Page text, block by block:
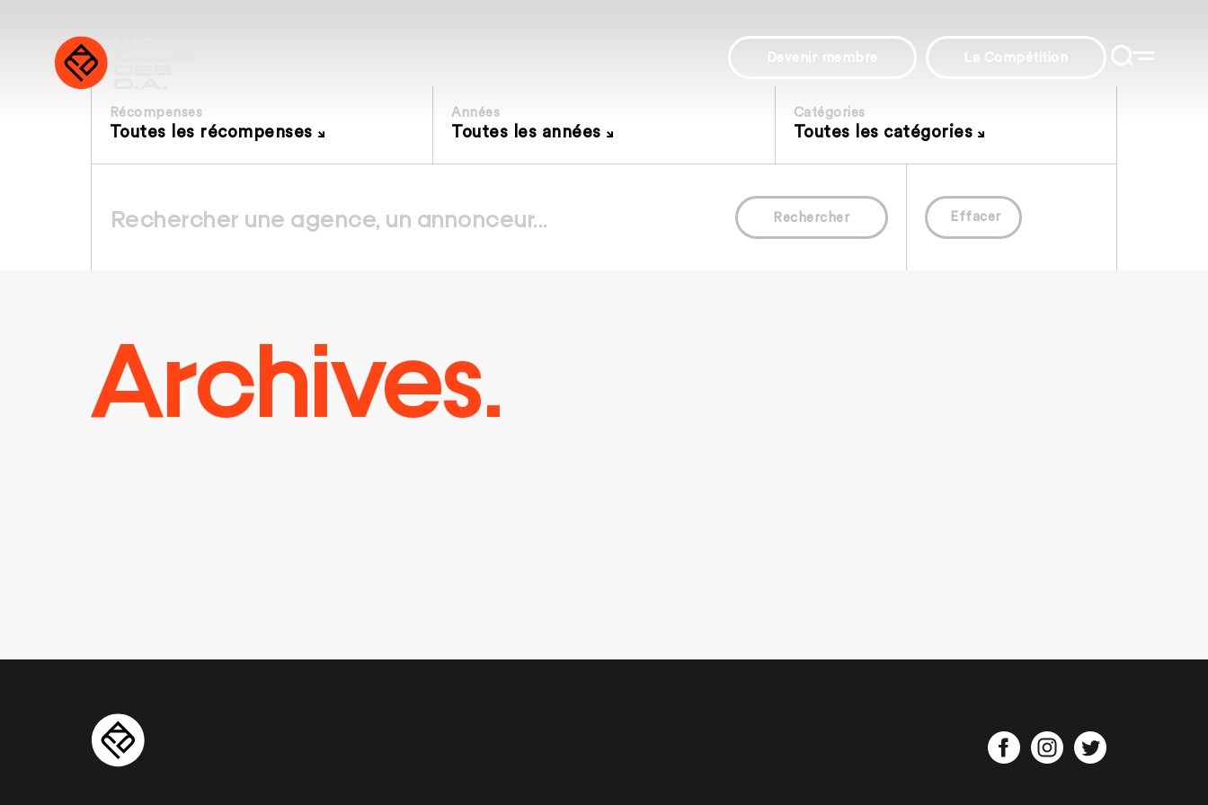
Devenir membre La Compétition
Récompenses
Toutes les récompenses
Années
Toutes les années
Catégories
Toutes les catégories
Rechercher Effacer
Archives.